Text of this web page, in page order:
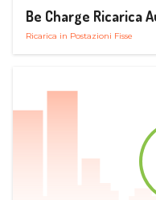
Be Charge Ricarica
Ricarica in Postazioni Fisse